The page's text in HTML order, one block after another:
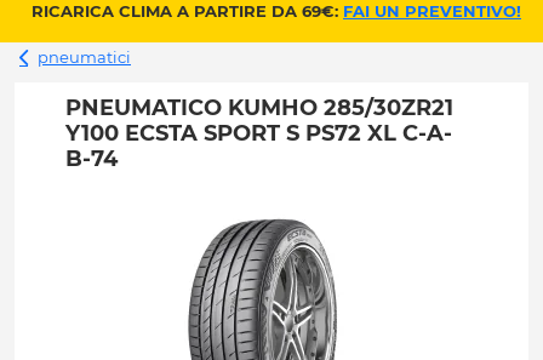
RICARICA CLIMA A PARTIRE DA 69€: FAI UN PREVENTIVO!
pneumatici
PNEUMATICO KUMHO 285/30ZR21
Y100 ECSTA SPORT S PS72 XL C-A-
B-74